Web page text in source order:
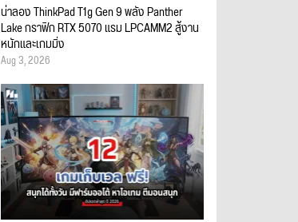
น่าลอง ThinkPad T1g Gen 9 พลัง Panther
Lake กราฟิก RTX 5070 แรม LPCAMM2 สู้งาน
หนักและเกมมิ่ง
Aug 3, 2026